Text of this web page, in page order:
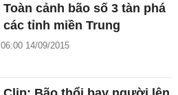
Toàn cảnh bão số 3 tàn phá
các tỉnh miền Trung
06:00 14/09/2015